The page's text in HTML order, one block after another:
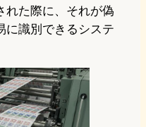
れた際に、それが偽
に識別できるシステ